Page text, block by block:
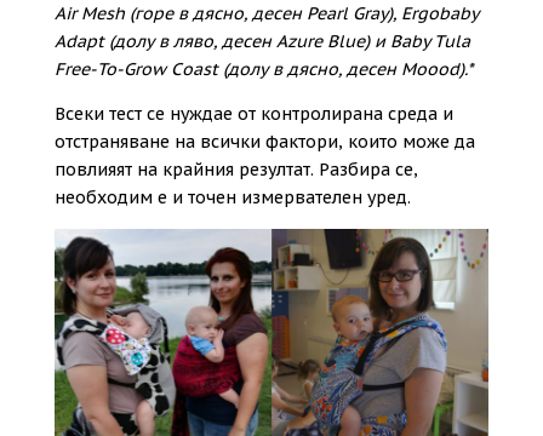
Air Mesh (горе в дясно, десен Pearl Gray), Ergobaby
Adapt (долу в ляво, десен Azure Blue) и Baby Tula
Free-To-Grow Coast (долу в дясно, десен Moood).*
Всеки тест се нуждае от контролирана среда и
отстраняване на всички фактори, които може да
повлияят на крайния резултат. Разбира се,
необходим е и точен измервателен уред.